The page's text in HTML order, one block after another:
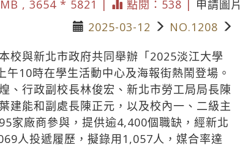
, 3654 * 5821 | 點閱：538 | 申請圖片
2025-03-12 NO.1208
校與新北市政府共同舉辦「2025淡江大學
10時在學生活動中心及海報街熱鬧登場。
、行政副校長林俊宏、新北市勞工局局長陳
建能和副處長陳正元，以及校內一、二級主
家廠商參與，提供逾4,400個職缺，經新北
人投遞履歷，擬錄用1,057人，媒合率達